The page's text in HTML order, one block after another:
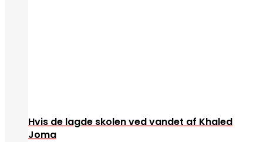
Hvis de lagde skolen ved vandet af Khaled
Joma